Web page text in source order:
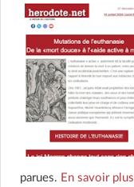
parues. En savoir plus